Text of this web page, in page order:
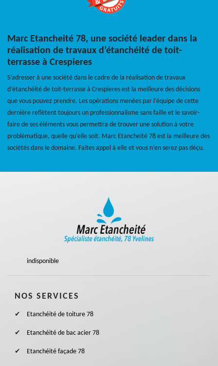
Marc Etancheité 78, une société leader dans la
réalisation de travaux d’étanchéité de toit-
terrasse à Crespieres
S’adresser à une société dans le cadre de la réalisation de travaux
d’étanchéité de toit-terrasse à Crespieres est la meilleure des décisions
que vous pouvez prendre. Les opérations menées par l’équipe de cette
dernière reflètent toujours un professionnalisme sans faille et le savoir-
faire de ses éléments vous permettra de trouver une solution à votre
problématique, quelle qu’elle soit. Marc Etancheité 78 est la meilleure des
sociétés dans le domaine. Faites appel à elle et vous n’en serez pas déçu.
indisponible
NOS SERVICES
Etanchéité de toiture 78
Etanchéité de bac acier 78
Etanchéité façade 78